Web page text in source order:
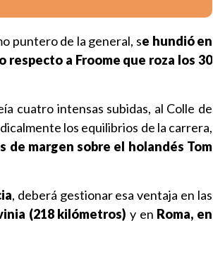
puntero de la general, se hundió en
respecto a Froome que roza los 30
cuatro intensas subidas, al Colle de
los equilibrios de la carrera,
de margen sobre el holandés Tom
, deberá gestionar esa ventaja en las
(218 kilómetros) y en Roma, en